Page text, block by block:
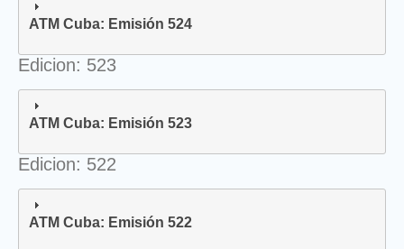
ATM Cuba: Emisión 524
Edicion: 523
ATM Cuba: Emisión 523
Edicion: 522
ATM Cuba: Emisión 522